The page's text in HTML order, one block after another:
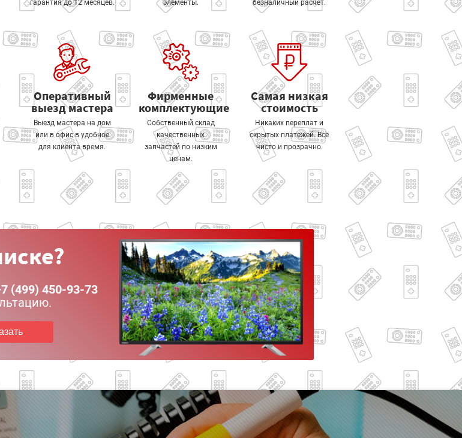
гарантия до 12 месяцев.
элементы.
безналичный расчет.
Оперативный
выезд мастера
Выезд мастера на дом
или в офис в удобное
для клиента время.
Фирменные
комплектующие
Собственный склад
качественных
запчастей по низким
ценам.
Самая низкая
стоимость
Никаких переплат и
скрытых платежей. Всё
чисто и прозрачно.
(499) 450-93-73